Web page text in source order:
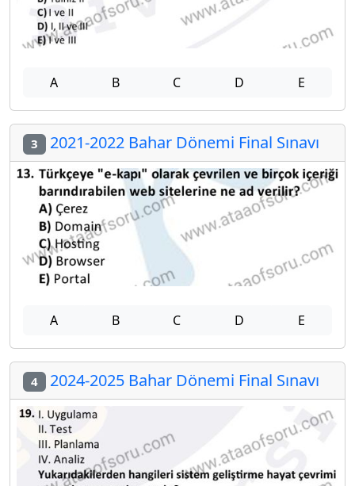
A B C D E
3 2021-2022 Bahar Dönemi Final Sınavı
A B C D E
4 2024-2025 Bahar Dönemi Final Sınavı